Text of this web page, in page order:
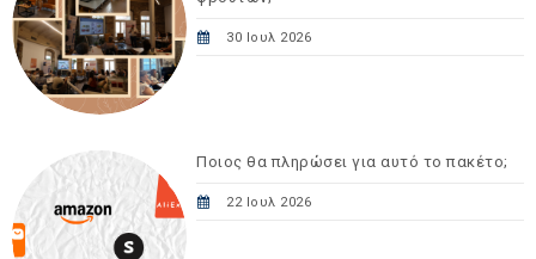
30 Ιουλ 2026
Ποιος θα πληρώσει για αυτό το πακέτο;
22 Ιουλ 2026